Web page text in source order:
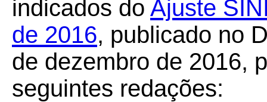
indicados do Ajuste
de 2016, publicado no
de dezembro de 2016,
seguintes redações: